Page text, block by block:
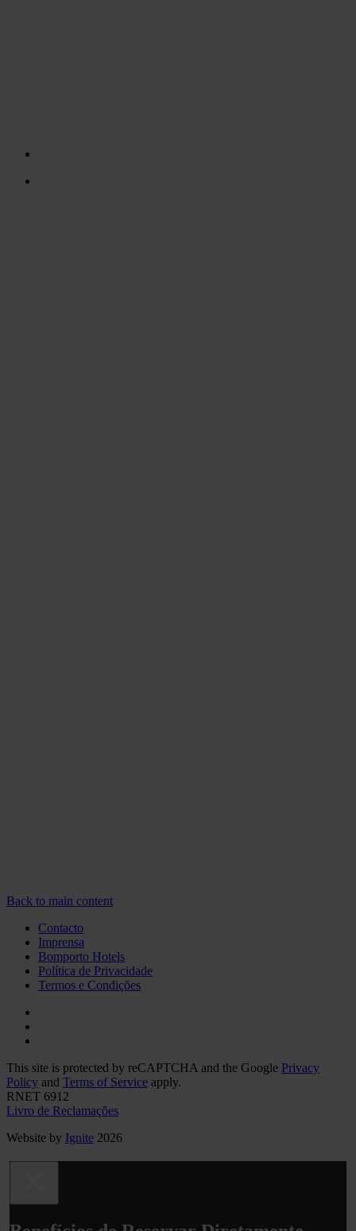
Back to main content
Contacto
Imprensa
Bomporto Hotels
Política de Privacidade
Termos e Condições
This site is protected by reCAPTCHA and the Google Privacy
Policy and Terms of Service apply.
RNET 6912
Livro de Reclamações
Website by Ignite 2026